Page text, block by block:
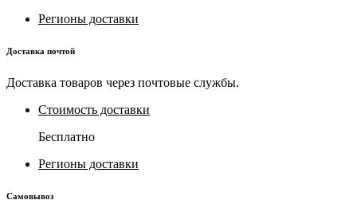
Регионы доставки
Доставка почтой
Доставка товаров через почтовые службы.
Стоимость доставки
Бесплатно
Регионы доставки
Самовывоз